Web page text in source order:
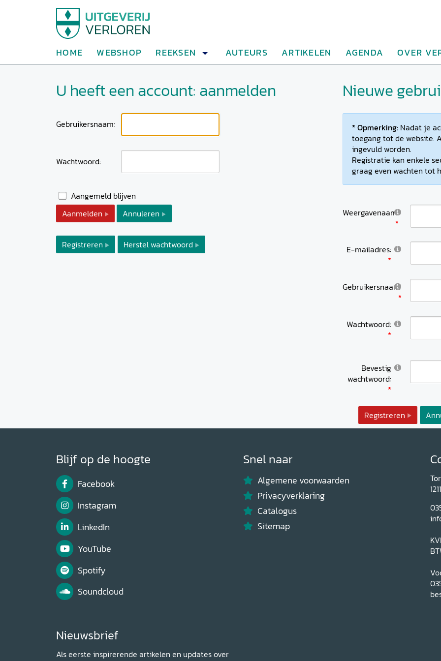
HOME WEBSHOP REEKSEN AUTEURS ARTIKELEN AGENDA OVER
U heeft een account: aanmelden
Gebruikersnaam:
Wachtwoord:
Aangemeld blijven
Aanmelden
Annuleren
Registreren Herstel wachtwoord
Nieuwe
* Opmerking: Nadat je
toegang tot de website.
ingevuld worden.
Registratie kan enkele
graag even wachten tot
Weergavenaam:
E-mailadres:
Gebruikersnaam:
Wachtwoord:
Bevestig
wachtwoord:
Registreren
Blijf op de hoogte
Facebook
Instagram
LinkedIn
YouTube
Spotify
Soundcloud
Nieuwsbrief
Als eerste inspirerende artikelen en updates over
Snel naar
Algemene voorwaarden
Privacyverklaring
Catalogus
Sitemap